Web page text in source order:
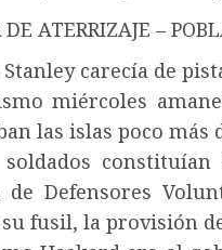
ATERRIZAJE –
carecía de
miércoles
las islas poco más
soldados
de Defensores
su fusil, la provisión